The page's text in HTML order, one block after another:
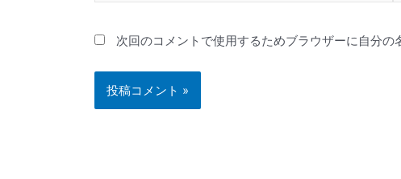
次回のコメントで使用するためブラウザーに自分の